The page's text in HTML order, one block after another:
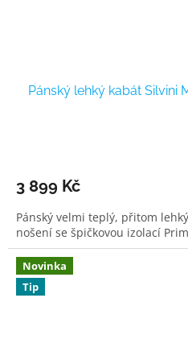
Pánský lehký kabát Silvini
3 899 Kč
Pánský velmi teplý, přitom
nošení se špičkovou izolací
Novinka
Tip